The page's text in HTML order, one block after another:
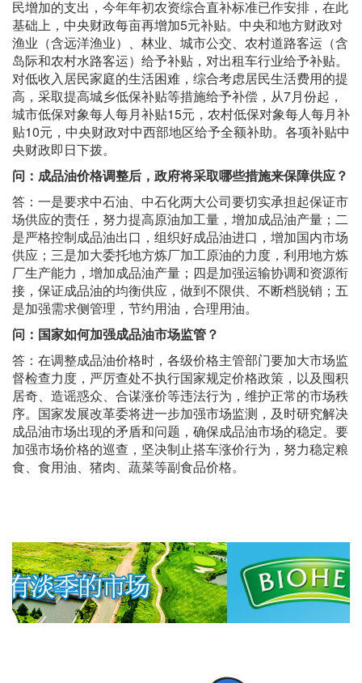
民增加的支出，今年年初农资综合直补标准已作安排，在此
基础上，中央财政每亩再增加5元补贴。中央和地方财政对
渔业（含远洋渔业）、林业、城市公交、农村道路客运（含
岛际和农村水路客运）给予补贴，对出租车行业给予补贴。
对低收入居民家庭的生活困难，综合考虑居民生活费用的提
高，采取提高城乡低保补贴等措施给予补偿，从7月份起，
城市低保对象每人每月补贴15元，农村低保对象每人每月补
贴10元，中央财政对中西部地区给予全额补助。各项补贴中
央财政即日下拨。
问：成品油价格调整后，政府将采取哪些措施来保障供应？
答：一是要求中石油、中石化两大公司要切实承担起保证市
场供应的责任，努力提高原油加工量，增加成品油产量；二
是严格控制成品油出口，组织好成品油进口，增加国内市场
供应；三是加大委托地方炼厂加工原油的力度，利用地方炼
厂生产能力，增加成品油产量；四是加强运输协调和资源衔
接，保证成品油的均衡供应，做到不限供、不断档脱销；五
是加强需求侧管理，节约用油，合理用油。
问：国家如何加强成品油市场监管？
答：在调整成品油价格时，各级价格主管部门要加大市场监
督检查力度，严厉查处不执行国家规定价格政策，以及囤积
居奇、造谣惑众、合谋涨价等违法行为，维护正常的市场秩
序。国家发展改革委将进一步加强市场监测，及时研究解决
成品油市场出现的矛盾和问题，确保成品油市场的稳定。要
加强市场价格的巡查，坚决制止搭车涨价行为，努力稳定粮
食、食用油、猪肉、蔬菜等副食品价格。